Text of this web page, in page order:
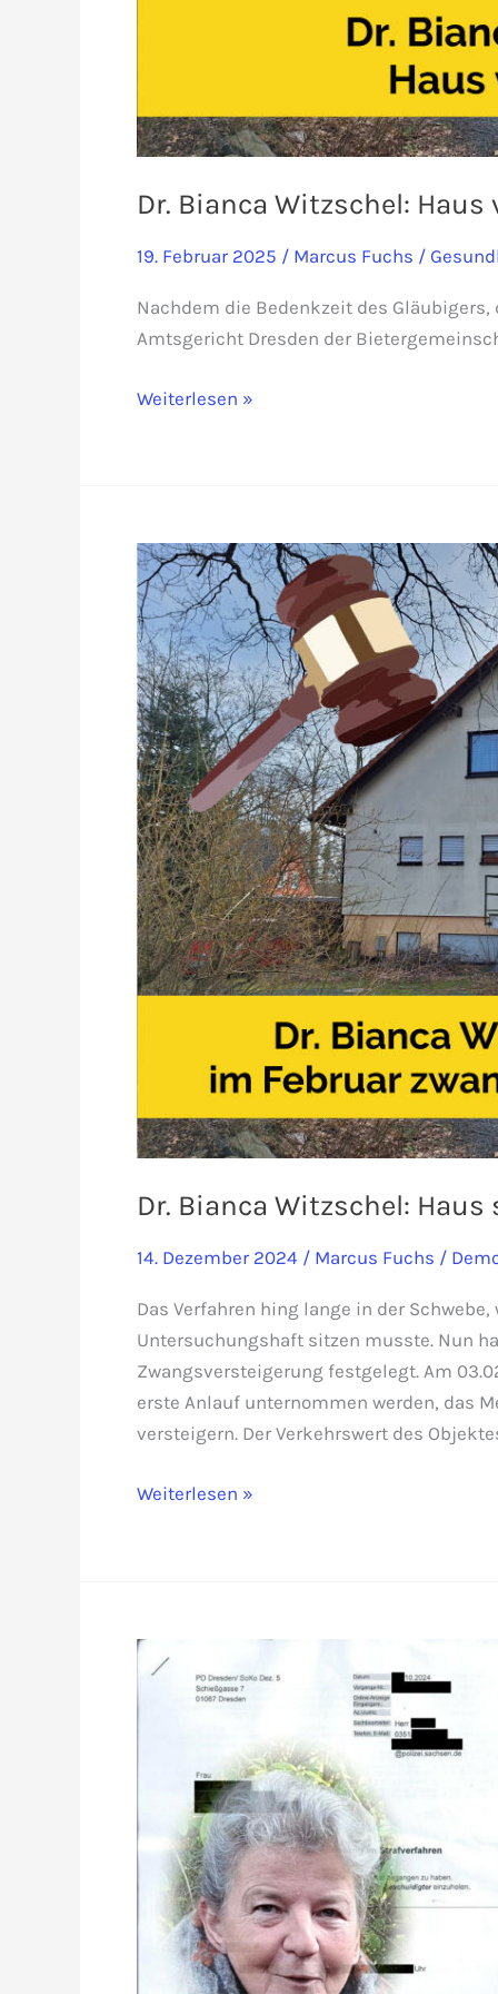
Dr. Bianca Witzschel: Haus
19. Februar 2025 / Marcus Fuchs /
Nachdem die Bedenkzeit des Gläubigers,
Amtsgericht Dresden der
Dr.
Weiterlesen »
Dr. Bianca Witzschel:
14. Dezember 2024 / Marcus Fuchs /
Das Verfahren hing lange in der
Untersuchungshaft sitzen musste. Nun
Zwangsversteigerung festgelegt. Am
erste Anlauf unternommen werden, das
versteigern. Der Verkehrswert des
Dr.
zwangsversteigert
werden
Weiterlesen »